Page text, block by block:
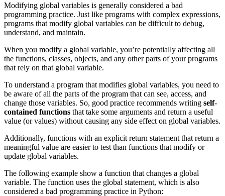
Modifying global variables is generally considered a bad
programming practice. Just like programs with complex expressions,
programs that modify global variables can be difficult to debug,
understand, and maintain.
When you modify a global variable, you’re potentially affecting all
the functions, classes, objects, and any other parts of your programs
that rely on that global variable.
To understand a program that modifies global variables, you need to
be aware of all the parts of the program that can see, access, and
change those variables. So, good practice recommends writing self-
contained functions that take some arguments and return a useful
value (or values) without causing any side effect on global variables.
Additionally, functions with an explicit return statement that return a
meaningful value are easier to test than functions that modify or
update global variables.
The following example show a function that changes a global
variable. The function uses the global statement, which is also
considered a bad programming practice in Python: